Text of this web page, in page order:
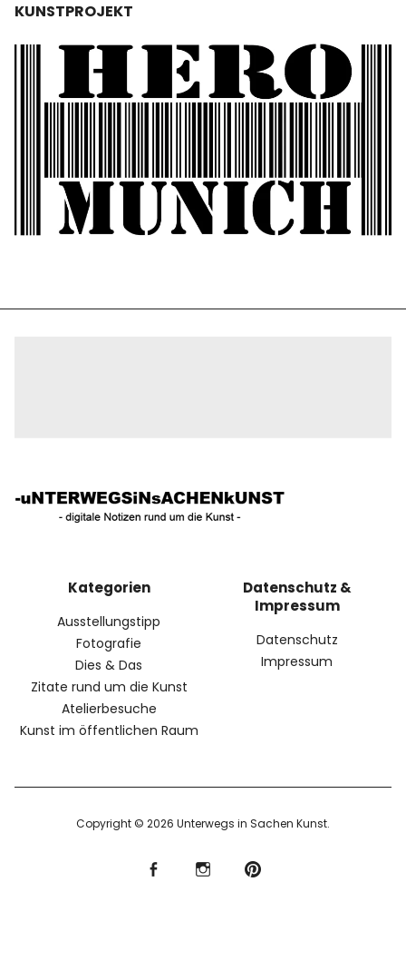
KUNSTPROJEKT
Kategorien
Ausstellungstipp
Fotografie
Dies & Das
Zitate rund um die Kunst
Atelierbesuche
Kunst im öffentlichen Raum
Datenschutz &
Impressum
Datenschutz
Impressum
Copyright © 2026 Unterwegs in Sachen Kunst